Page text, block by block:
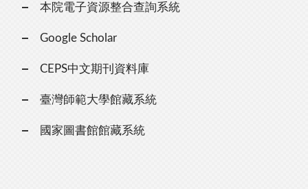
本院電子資源整合查詢系統
Google Scholar
CEPS中文期刊資料庫
臺灣師範大學館藏系統
國家圖書館館藏系統